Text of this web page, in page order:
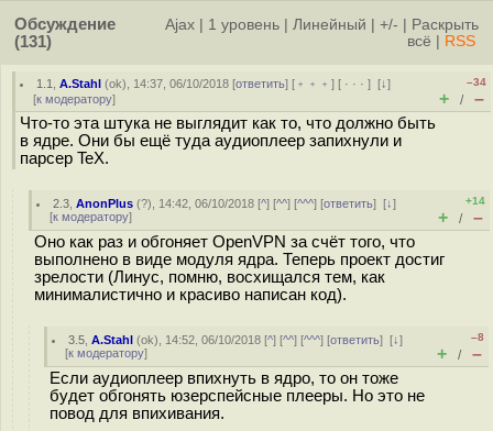
Обсуждение
(131)
Ajax 1 уровень Линейный +/-
Раскрыть
всё
RSS
1.1 ,A.Stahl (ok), 14:37, 06/10/2018 [ответить] [ ﹢﹢﹢] [ · · ·][↓]
[к модератору]
–34
+ / –
Что-то эта штука не выглядит как то, что должно быть
в ядре. Они бы ещё туда аудиоплеер запихнули и
парсер TeX.
2.3 ,AnonPlus (?), 14:42, 06/10/2018 [^] [^^] [^^^] [ответить][↓]
[к модератору]
+14
+ / –
Оно как раз и обгоняет OpenVPN за счёт того, что
выполнено в виде модуля ядра. Теперь проект достиг
зрелости (Линус, помню, восхищался тем, как
минималистично и красиво написан код).
3.5 ,A.Stahl (ok), 14:52, 06/10/2018 [^] [^^] [^^^] [ответить][↓]
[к модератору]
–8
+ / –
Если аудиоплеер впихнуть в ядро, то он тоже
будет обгонять юзерспейсные плееры. Но это не
повод для впихивания.